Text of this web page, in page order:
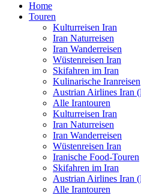
Home
Touren
Kulturreisen Iran
Iran Naturreisen
Iran Wanderreisen
Wüstenreisen Iran
Skifahren im Iran
Kulinarische Iranreisen
Austrian Airlines Iran
Alle Irantouren
Kulturreisen Iran
Iran Naturreisen
Iran Wanderreisen
Wüstenreisen Iran
Iranische Food-Touren
Skifahren im Iran
Austrian Airlines Iran
Alle Irantouren